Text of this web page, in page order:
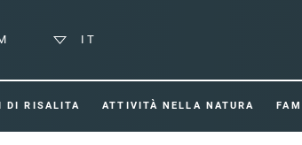
IT
DI RISALITA ATTIVITÀ NELLA NATURA